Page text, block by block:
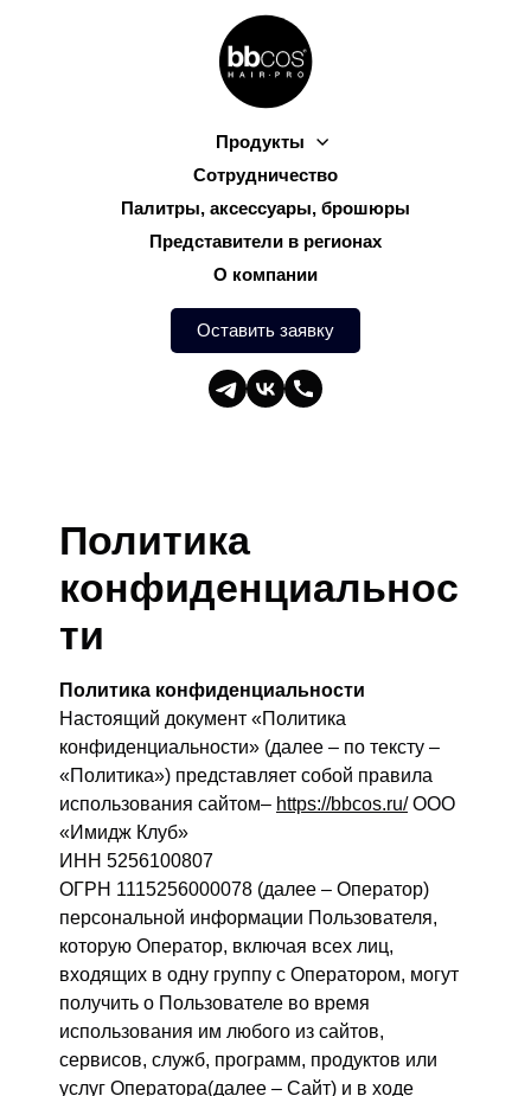
Продукты
Сотрудничество
Палитры, аксессуары, брошюры
Представители в регионах
О компании
Оставить заявку
Политика
конфиденциальнос
ти
Политика конфиденциальности
Настоящий документ «Политика
конфиденциальности» (далее – по тексту –
«Политика») представляет собой правила
использования сайтом– https://bbcos.ru/ООО
«Имидж Клуб»
ИНН 5256100807
ОГРН 1115256000078 (далее – Оператор)
персональной информации Пользователя,
которую Оператор, включая всех лиц,
входящих в одну группу с Оператором, могут
получить о Пользователе во время
использования им любого из сайтов,
сервисов, служб, программ, продуктов или
услуг Оператора(далее – Сайт) и в ходе